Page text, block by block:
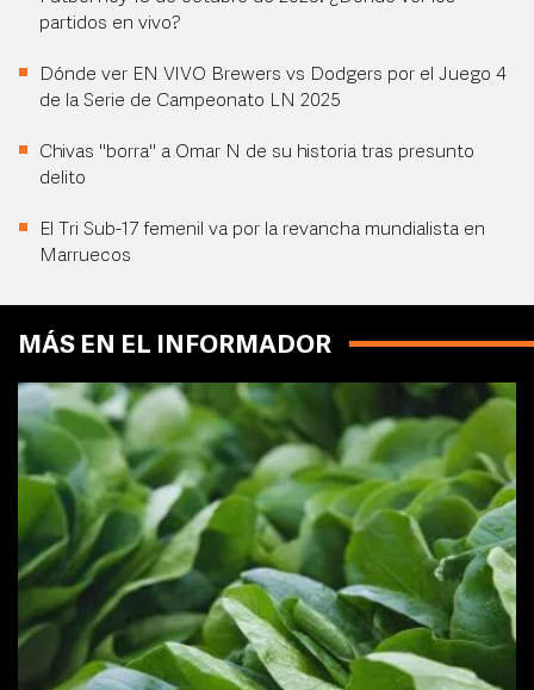
partidos en vivo?
Dónde ver EN VIVO Brewers vs Dodgers por el Juego 4
de la Serie de Campeonato LN 2025
Chivas "borra" a Omar N de su historia tras presunto
delito
El Tri Sub-17 femenil va por la revancha mundialista en
Marruecos
MÁS EN EL INFORMADOR